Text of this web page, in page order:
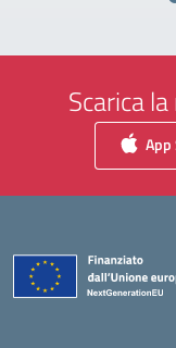
Scarica
App